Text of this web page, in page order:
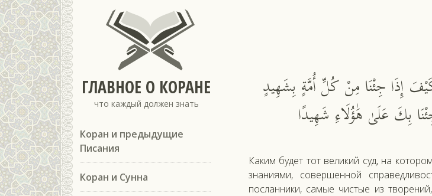
ГЛАВНОЕ О КОРАНЕ
что каждый должен знать
Коран и предыдущие
Писания
Коран и Сунна
إِذَا جِئْنَا مِنْ كُلِّ أُمَّةٍ بِشَهِيدٍ
بِكَ عَلَىٰ هَٰؤُلَاءِ شَهِيدًا
Каким будет тот великий суд, на
знаниями, совершенной
посланники, самые чистые из